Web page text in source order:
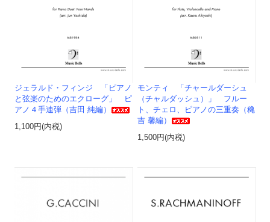
ジェラルド・フィンジ 「ピアノ
と弦楽のためのエクローグ」 ピ
アノ４手連弾（吉田 純編）
1,100円(内税)
モンティ 「チャールダーシュ
（チャルダッシュ）」 フルー
ト、チェロ、ピアノの三重奏（穐
吉 馨編）
1,500円(内税)